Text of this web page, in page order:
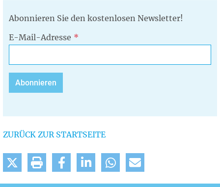
Abonnieren Sie den kostenlosen Newsletter!
E-Mail-Adresse
ZURÜCK ZUR STARTSEITE